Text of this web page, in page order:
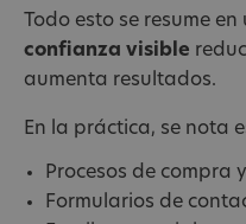
Todo esto se resume
confianza visible
aumenta resultados.
En la práctica, se nota
Procesos de compra
Formularios de